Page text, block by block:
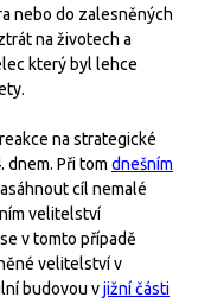
nebo do zalesněných
na životech a
který byl lehce
na strategické
dnem. Při tom dnešním
cíl nemalé
velitelství
v tomto případě
velitelství v
budovou vjižní části